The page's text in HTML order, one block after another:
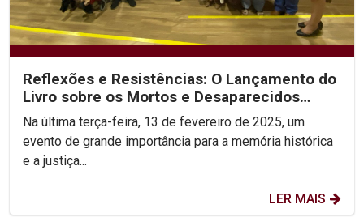
Reflexões e Resistências: O Lançamento do
Livro sobre os Mortos e Desaparecidos
Políticos
Na última terça-feira, 13 de fevereiro de 2025, um
evento de grande importância para a memória histórica
e a justiça...
LER MAIS